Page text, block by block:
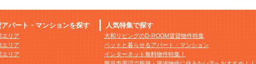
パート・マンションを探す
エリア
エリア
エリア
人気特集で探す
大和リビングのD-ROOM賃貸物件特集
ペットと暮らせるアパート・マンション
インターネット無料物件特集！